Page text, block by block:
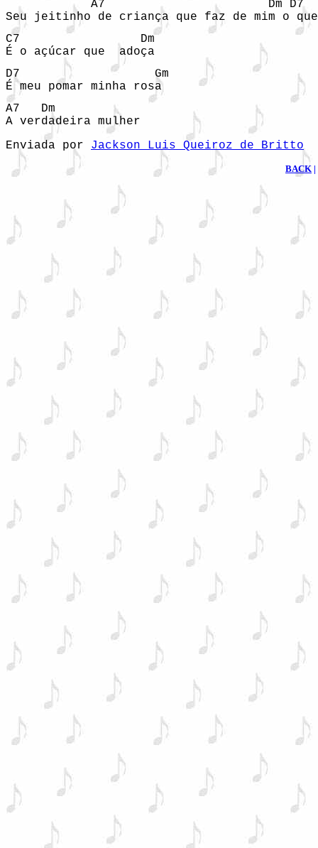
            A7                       Dm D7
Seu jeitinho de criança que faz de mim o
C7                 Dm
É o açúcar que  adoça
D7                   Gm
É meu pomar minha rosa
A7   Dm
Enviada por Jackson Luis Queiroz de Britto
BACK |